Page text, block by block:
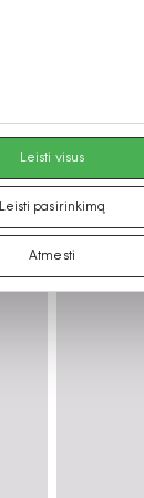
Leisti visus
Leisti pasirinkimą
Atmesti